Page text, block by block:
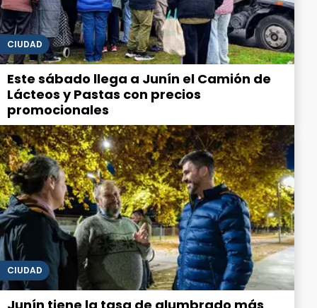
CIUDAD
Este sábado llega a Junín el Camión de
Lácteos y Pastas con precios
promocionales
CIUDAD